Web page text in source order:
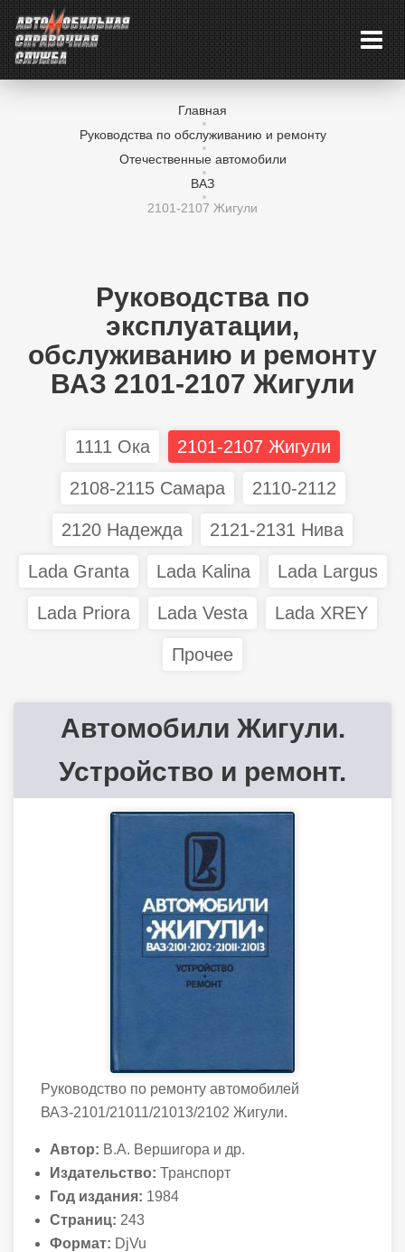
Главная
Руководства по обслуживанию и ремонту
Отечественные автомобили
ВАЗ
2101-2107 Жигули
Руководства по
эксплуатации,
обслуживанию и ремонту
ВАЗ 2101-2107 Жигули
1111 Ока 2101-2107 Жигули
2108-2115 Самара 2110-2112
2120 Надежда 2121-2131 Нива
Lada Granta Lada Kalina Lada Largus
Lada Priora Lada Vesta Lada XREY
Прочее
Автомобили Жигули.
Устройство и ремонт.
Руководство по ремонту автомобилей
ВАЗ-2101/21011/21013/2102 Жигули.
Автор: В.А. Вершигора и др.
Издательство: Транспорт
Год издания: 1984
Страниц: 243
Формат: DjVu